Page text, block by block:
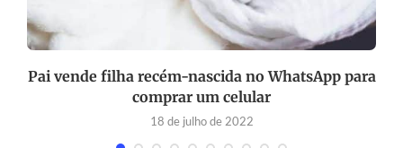
Pai vende filha recém-nascida no WhatsApp para
comprar um celular
18 de julho de 2022